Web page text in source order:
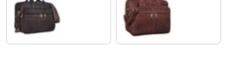
marron - foncé pâle maraska - marron foncé